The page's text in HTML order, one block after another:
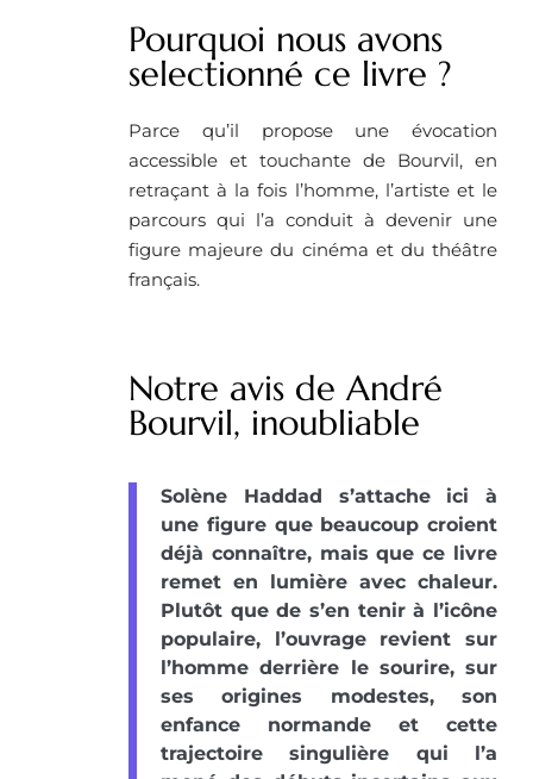
Pourquoi nous avons
selectionné ce livre ?
Parce qu’il propose une évocation
accessible et touchante de Bourvil, en
retraçant à la fois l’homme, l’artiste et le
parcours qui l’a conduit à devenir une
figure majeure du cinéma et du théâtre
français.
Notre avis de André
Bourvil, inoubliable
Solène Haddad s’attache ici à
une figure que beaucoup croient
déjà connaître, mais que ce livre
remet en lumière avec chaleur.
Plutôt que de s’en tenir à l’icône
populaire, l’ouvrage revient sur
l’homme derrière le sourire, sur
ses origines modestes, son
enfance normande et cette
trajectoire singulière qui l’a